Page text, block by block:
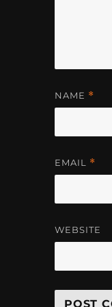
NAME *
EMAIL *
WEBSITE